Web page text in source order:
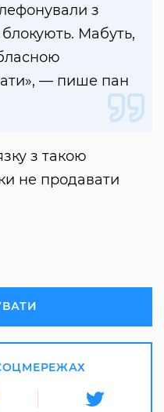
з
Мабуть,
— пише пан
з такою
не продавати